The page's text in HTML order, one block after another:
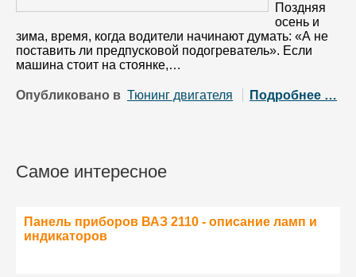
Поздняя
осень и
зима, время, когда водители начинают думать: «А не
поставить ли предпусковой подогреватель». Если
машина стоит на стоянке,…
Опубликовано в Тюнинг двигателя Подробнее …
Самое интересное
Панель приборов ВАЗ 2110 - описание ламп и
индикаторов